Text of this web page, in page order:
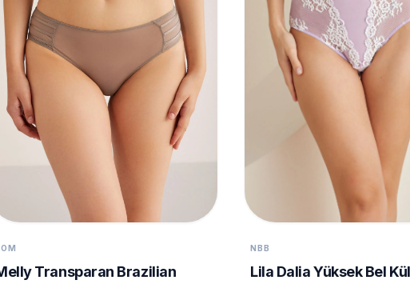
Transparan Brazilian
NBB
Lila Dalia Yüksek Bel